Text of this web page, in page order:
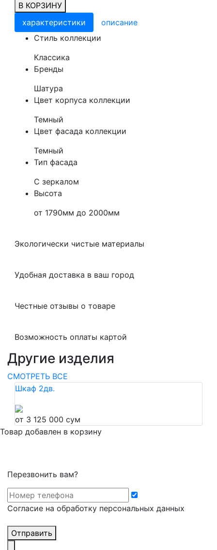
В КОРЗИНУ
характеристики
описание
Cтиль коллекции
Классика
Бренды
Шатура
Цвет корпуса коллекции
Темный
Цвет фасада коллекции
Темный
Тип фасада
С зеркалом
Высота
от 1790мм до 2000мм
Экологически чистые материалы
Удобная доставка в ваш город
Честные отзывы о товаре
Возможность оплаты картой
Другие изделия
СМОТРЕТЬ ВСЕ
Шкаф 2дв.
от 3 125 000 сум
Товар добавлен в корзину
Перезвонить вам?
Cогласие на обработку персональных данных
Отправить